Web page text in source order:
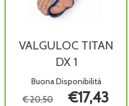
VALGULOC TITAN
DX 1
Buona Disponibilità
€ 20,50 €17,43